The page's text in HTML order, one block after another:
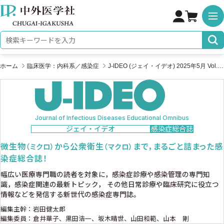
株式会社 中外医学社
検索キーワード
ホーム 臨床医学：内科系／感染症
Journal of Infectious Diseases Educational Omnibus
ジェイ・イデオ 感染症総合誌
微生物（ミクロ） から公衆衛生（マクロ） まで，まるごと詰まった感
染症総合誌！
幅広い医療専門職の読者を対象に，感染症診療や感染管理の専門知
識，感染症関連の最新トピック，
その他日常診療や臨床研究に役立つ
情報などを発信する新世代の感染症専門誌。
編集主幹：岩田健太郎
編集委員：倉井華子、黒田浩一、坂木晴世、山田和範、山本 剛